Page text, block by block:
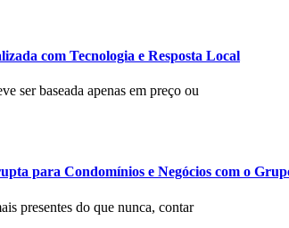
com Tecnologia e Resposta Local
ser baseada apenas em preço ou
para Condomínios e Negócios com o
presentes do que nunca, contar